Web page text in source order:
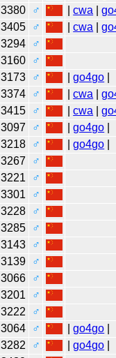
3380 ♂ |cwa |
3405 ♂ |cwa |
3294
♂
3160
♂
3173 ♂ |go4go
3374 ♂ |cwa |
3415 ♂ |cwa |
3097 ♂ |go4go
3218 ♂ |go4go
3267
♂
3221
♂
3301
♂
3228
♂
3285
♂
3143
♂
3139
♂
3066
♂
3201
♂
3222
♂
3064 ♂ |go4go
3282 ♂ |go4go